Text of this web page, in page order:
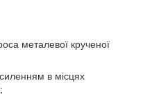
металевої крученої
в місцях